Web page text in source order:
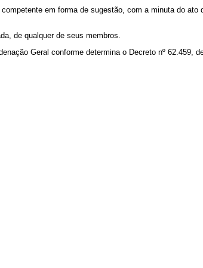
em forma de sugestão, com a minuta do ato
de qualquer de seus membros.
Geral conforme determina o Decreto nº 62.459,